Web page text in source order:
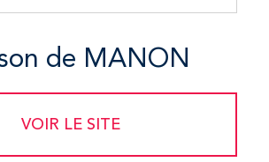
de MANON
VOIR LE SITE